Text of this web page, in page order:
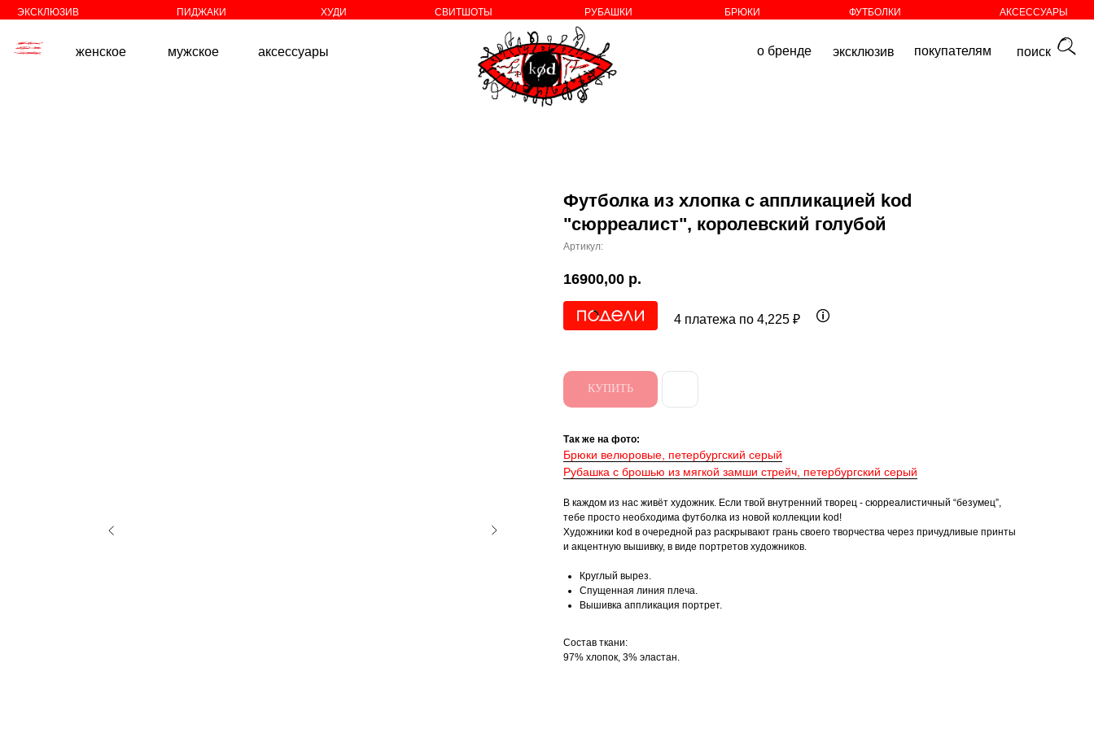
женское мужское аксессуары поиск
эксклюзив
ЭКСКЛЮЗИВ ПИДЖАКИ ХУДИ СВИТШОТЫ РУБАШКИ БРЮКИ ФУТБОЛКИ АКСЕССУАРЫ
Футболка из хлопка с аппликацией kod
"сюрреалист", королевский голубой
Артикул:
16900,00 р.
4 платежа по 4,225 ₽
КУПИТЬ
Так же на фото:
Брюки велюровые, петербургский серый
Рубашка с брошью из мягкой замши стрейч, петербургский серый
В каждом из нас живёт художник. Если твой внутренний творец - сюрреалистичный “безумец”,
тебе просто необходима футболка из новой коллекции kod!
Художники kod в очередной раз раскрывают грань своего творчества через причудливые принты
и акцентную вышивку, в виде портретов художников.
Круглый вырез.
Спущенная линия плеча.
Вышивка аппликация портрет.
Состав ткани:
97% хлопок, 3% эластан.